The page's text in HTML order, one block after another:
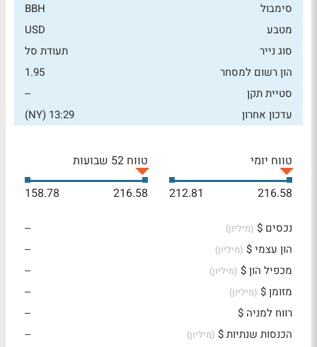
סימבול
BBH
מטבע
USD
סוג נייר
תעודת סל
הון רשום למסחר
1.95
סטיית תקן
--
עדכון אחרון
13:29 (NY)
טווח יומי
216.58
212.81
טווח 52 שבועות
216.58
158.78
נכסים $ (מיליון)
--
הון עצמי $ (מיליון)
--
מכפיל הון $ (מיליון)
--
מזומן $ (מיליון)
--
רווח למניה $
--
הכנסות שנתיות $ (מיליון)
--